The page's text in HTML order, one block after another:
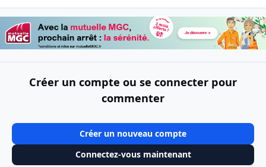
Créer un compte ou se connecter pour
commenter
Créer un nouveau compte
Connectez-vous maintenant